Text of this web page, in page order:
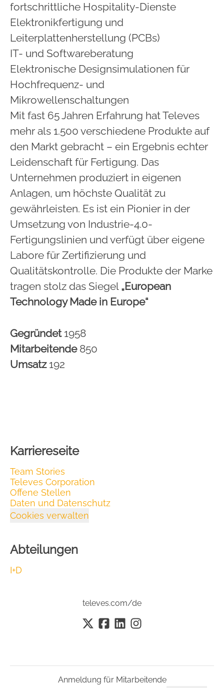
fortschrittliche Hospitality-Dienste
Elektronikfertigung und
Leiterplattenherstellung (PCBs)
IT- und Softwareberatung
Elektronische Designsimulationen für
Hochfrequenz- und
Mikrowellenschaltungen
Mit fast 65 Jahren Erfahrung hat Televes
mehr als 1.500 verschiedene Produkte auf
den Markt gebracht – ein Ergebnis echter
Leidenschaft für Fertigung. Das
Unternehmen produziert in eigenen
Anlagen, um höchste Qualität zu
gewährleisten. Es ist ein Pionier in der
Umsetzung von Industrie-4.0-
Fertigungslinien und verfügt über eigene
Labore für Zertifizierung und
Qualitätskontrolle. Die Produkte der Marke
tragen stolz das Siegel „European
Technology Made in Europe“
Gegründet 1958
Mitarbeitende 850
Umsatz 192
Karriereseite
Team Stories
Televes Corporation
Offene Stellen
Daten und Datenschutz
Cookies verwalten
Abteilungen
I+D
televes.com/de
Anmeldung für Mitarbeitende